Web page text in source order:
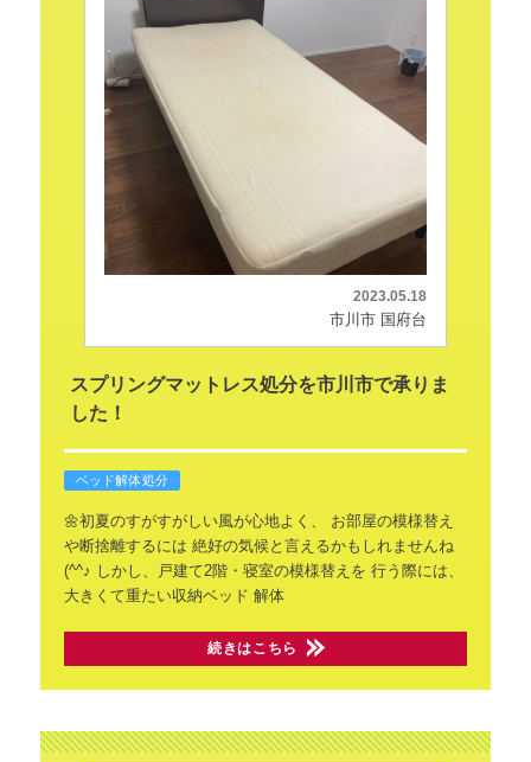
2023.05.18
市川市 国府台
スプリングマットレス処分を市川市で承りま
した！
ベッド解体処分
🌼初夏のすがすがしい風が心地よく、
お部屋の模様替え
や断捨離するには 絶好の気候と言えるかもしれませんね
(^^♪ しかし、戸建て2階・寝室の模様替えを 行う際には、
大きくて重たい収納ベッド 解体
続きはこちら